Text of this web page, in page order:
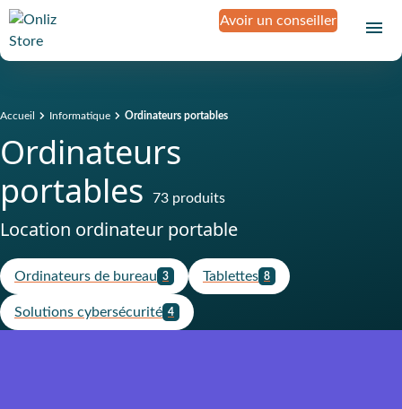
Avoir un conseiller
Accueil Informatique Ordinateurs portables
Ordinateurs
portables
73 produits
Location ordinateur portable
Ordinateurs de bureau 3 Tablettes 8
Solutions cybersécurité 4